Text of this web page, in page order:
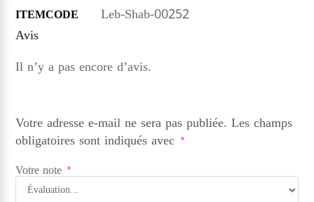
ITEMCODE
Leb-Shab-00252
Avis
Il n’y a pas encore d’avis.
Votre adresse e-mail ne sera pas publiée. Les champs
obligatoires sont indiqués avec *
Votre note *